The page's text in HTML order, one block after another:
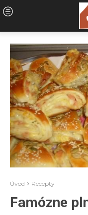
Úvod Recepty
Famózne